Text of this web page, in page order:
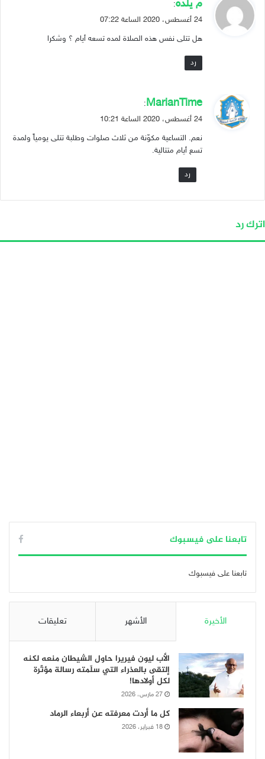
ق
ل
م يلده:
24 أغسطس، 2020 الساعة 07:22
هل تتلى نفس هذه الصلاة لمده تسعه أيام ؟ وشكرا
رد
ي
ق
ل
MarianTime
:
24 أغسطس، 2020 الساعة 10:21
نعم. التساعية مكوّنة من ثلاث صلوات وطلبة تتلى يومياً ولمدة
تسع أيام متتالية.
رد
اترك رد
تابعنا على فيسبوك
تابعنا على فيسبوك
الأخيرة الأشهر تعليقات
الأب ليون فيريرا حاول الشيطان منعه لكنه
إلتقى بالعذراء التي سلّمته رسالة مؤثّرة
لكل أولادها!
27 مارس، 2026
كل ما أردت معرفته عن أربعاء الرماد
18 فبراير، 2026